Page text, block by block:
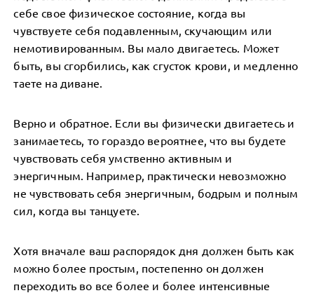
себе свое физическое состояние, когда вы
чувствуете себя подавленным, скучающим или
немотивированным. Вы мало двигаетесь. Может
быть, вы сгорбились, как сгусток крови, и медленно
таете на диване.
Верно и обратное. Если вы физически двигаетесь и
занимаетесь, то гораздо вероятнее, что вы будете
чувствовать себя умственно активным и
энергичным. Например, практически невозможно
не чувствовать себя энергичным, бодрым и полным
сил, когда вы танцуете.
Хотя вначале ваш распорядок дня должен быть как
можно более простым, постепенно он должен
переходить во все более и более интенсивные